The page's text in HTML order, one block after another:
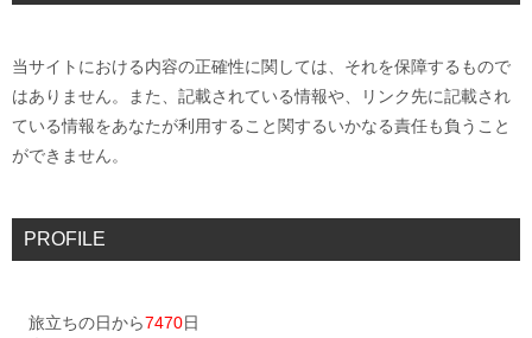
当サイトにおける内容の正確性に関しては、それを保障するもので
はありません。また、記載されている情報や、リンク先に記載され
ている情報をあなたが利用すること関するいかなる責任も負うこと
ができません。
PROFILE
旅立ちの日から7470日